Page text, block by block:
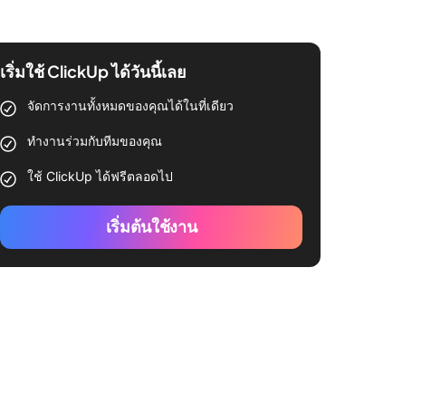
เริ่มใช้ ClickUp ได้วันนี้เลย
จัดการงานทั้งหมดของคุณได้ในที่เดียว
ทำงานร่วมกับทีมของคุณ
ใช้ ClickUp ได้ฟรีตลอดไป
เริ่มต้นใช้งาน